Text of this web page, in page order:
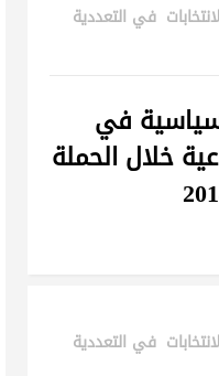
في التعددية
في
خلال الحملة
في التعددية